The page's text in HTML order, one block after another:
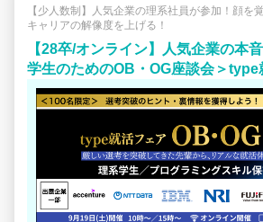
SAPは、人材・情報・資金・設備とい
的に管理・分析する「ERP（基幹業務統
導入などを通じ、顧客の経営・業務変
業です。SAPジャパンは、SAPの日本法
設立。クラウド、モバイル、インメモ
をフル活用し、日本企業の支援を行っ
Great Place to Work(R) Institute Japan
ン）の、2024年版 日本における「働
ランキング 大規模部門 8位を獲得し、
ントを高める取り組みが活発におこな
【少人数制】人気企業の理系社員が参加！顔を
キャリアの解像度を上げる！
【28卒/オンライン】人気企業の本
学生のためのOB・OG座談会＞type